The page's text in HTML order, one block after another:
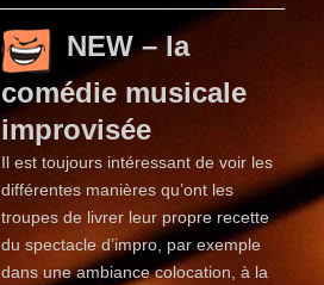
NEW – la
comédie musicale
improvisée
Il est toujours intéressant de voir les
différentes manières qu’ont les
troupes de livrer leur propre recette
du spectacle d’impro, par exemple
dans une ambiance colocation, à la